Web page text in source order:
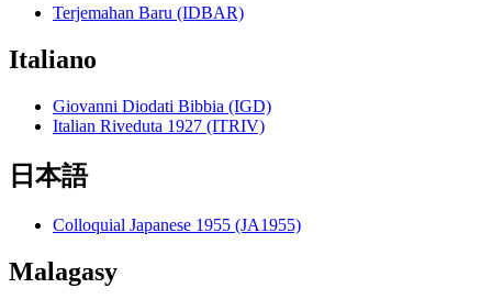
Terjemahan Baru (IDBAR)
Italiano
Giovanni Diodati Bibbia (IGD)
Italian Riveduta 1927 (ITRIV)
日本語
Colloquial Japanese 1955 (JA1955)
Malagasy